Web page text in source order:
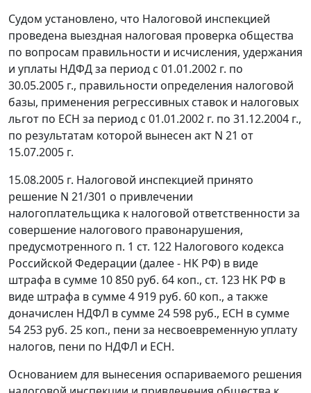
Судом установлено, что Налоговой инспекцией
проведена выездная налоговая проверка общества
по вопросам правильности и исчисления, удержания
и уплаты НДФД за период с 01.01.2002 г. по
30.05.2005 г., правильности определения налоговой
базы, применения регрессивных ставок и налоговых
льгот по ЕСН за период с 01.01.2002 г. по 31.12.2004 г.,
по результатам которой вынесен акт N 21 от
15.07.2005 г.
15.08.2005 г. Налоговой инспекцией принято
решение N 21/301 о привлечении
налогоплательщика к налоговой ответственности за
совершение налогового правонарушения,
предусмотренного п. 1 ст. 122 Налогового кодекса
Российской Федерации (далее - НК РФ) в виде
штрафа в сумме 10 850 руб. 64 коп., ст. 123 НК РФ в
виде штрафа в сумме 4 919 руб. 60 коп., а также
доначислен НДФЛ в сумме 24 598 руб., ЕСН в сумме
54 253 руб. 25 коп., пени за несвоевременную уплату
налогов, пени по НДФЛ и ЕСН.
Основанием для вынесения оспариваемого решения